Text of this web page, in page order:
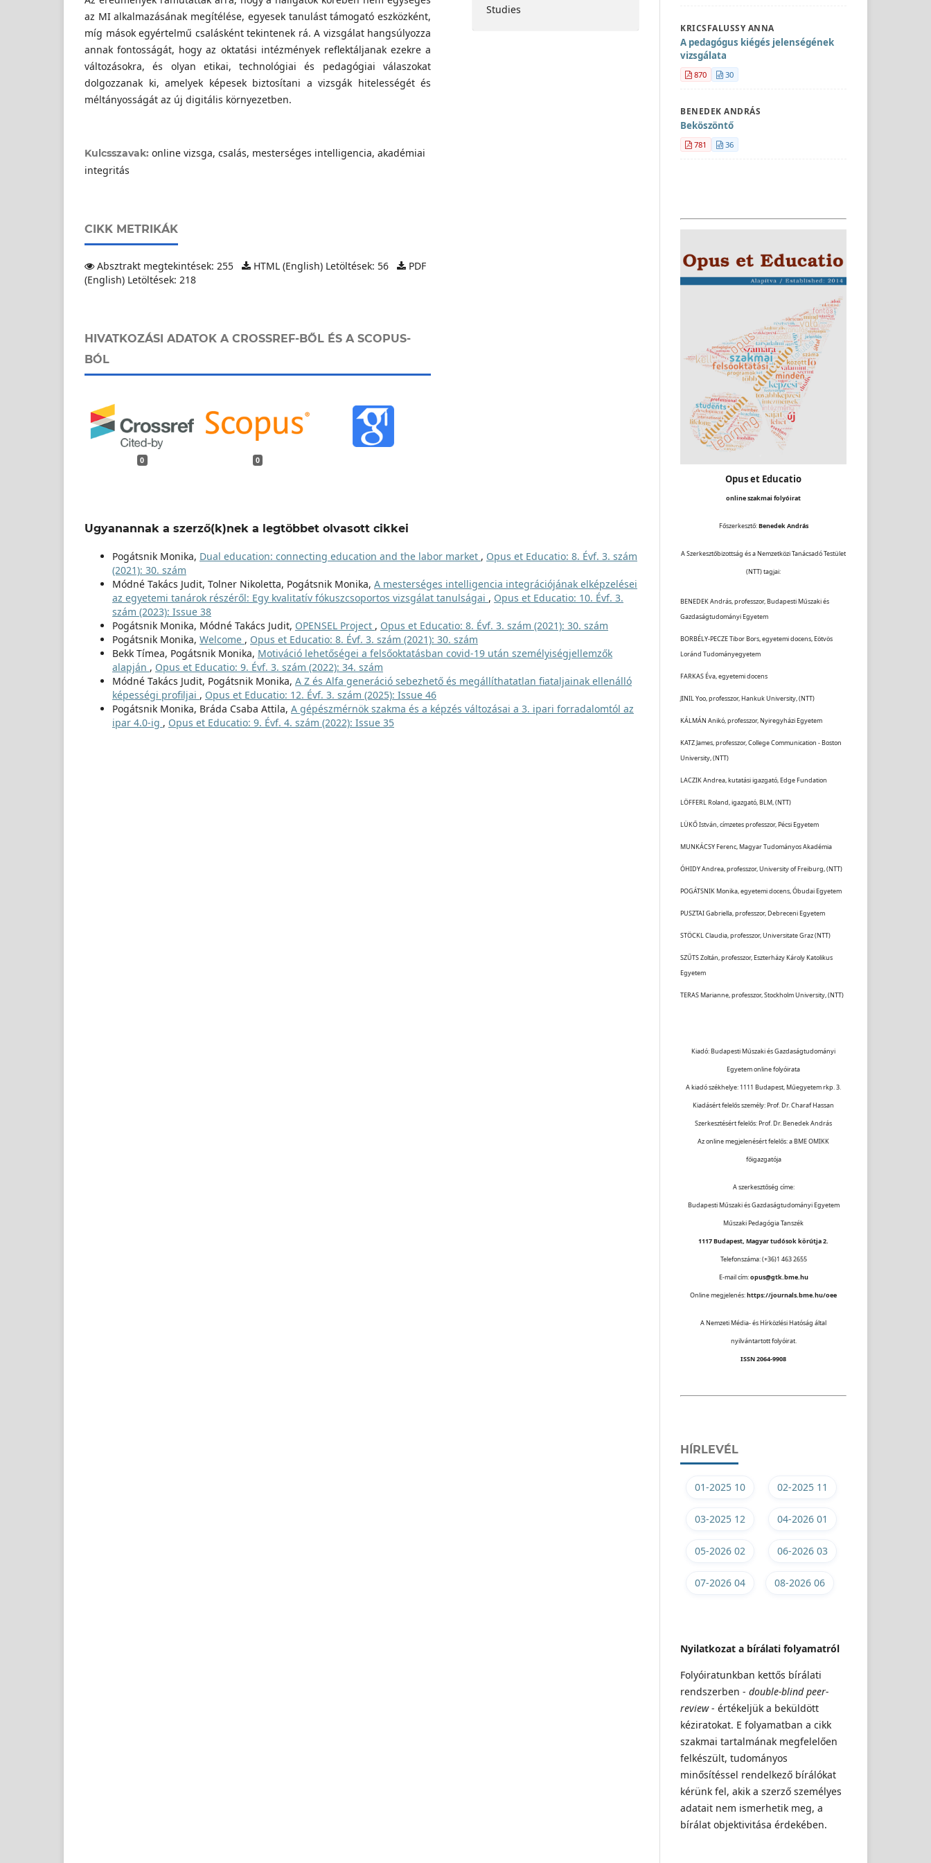
az MI alkalmazásának megítélése, egyesek tanulást támogató eszközként,
míg mások egyértelmű csalásként tekintenek rá. A vizsgálat hangsúlyozza
annak fontosságát, hogy az oktatási intézmények reflektáljanak ezekre a
változásokra, és olyan etikai, technológiai és pedagógiai válaszokat
dolgozzanak ki, amelyek képesek biztosítani a vizsgák hitelességét és
méltányosságát az új digitális környezetben.
Kulcsszavak: online vizsga, csalás, mesterséges intelligencia, akadémiai
integritás
CIKK METRIKÁK
Absztrakt megtekintések: 255 HTML (English) Letöltések: 56
PDF
(English) Letöltések: 218
HIVATKOZÁSI ADATOK A CROSSREF-BŐL ÉS A SCOPUS-
BÓL
0 0
Studies
Ugyanannak a szerző(k)nek a legtöbbet olvasott cikkei
Pogátsnik Monika, Dual education: connecting education and the labor market , Opus et Educatio: 8. Évf. 3. szám
(2021): 30. szám
Módné Takács Judit, Tolner Nikoletta, Pogátsnik Monika, A mesterséges intelligencia integrációjának elképzelései
az egyetemi tanárok részéről: Egy kvalitatív fókuszcsoportos vizsgálat tanulságai , Opus et Educatio: 10. Évf. 3.
szám (2023): Issue 38
Pogátsnik Monika, Módné Takács Judit, OPENSEL Project , Opus et Educatio: 8. Évf. 3. szám (2021): 30. szám
Pogátsnik Monika, Welcome , Opus et Educatio: 8. Évf. 3. szám (2021): 30. szám
Bekk Tímea, Pogátsnik Monika, Motiváció lehetőségei a felsőoktatásban covid-19 után személyiségjellemzők
alapján , Opus et Educatio: 9. Évf. 3. szám (2022): 34. szám
Módné Takács Judit, Pogátsnik Monika, A Z és Alfa generáció sebezhető és megállíthatatlan fiataljainak ellenálló
képességi profiljai , Opus et Educatio: 12. Évf. 3. szám (2025): Issue 46
Pogátsnik Monika, Bráda Csaba Attila, A gépészmérnök szakma és a képzés változásai a 3. ipari forradalomtól az
ipar 4.0-ig , Opus et Educatio: 9. Évf. 4. szám (2022): Issue 35
KRICSFALUSSY ANNA
A pedagógus kiégés jelenségének
vizsgálata
870 30
BENEDEK ANDRÁS
Beköszöntő
781 36
Opus et Educatio
online szakmai folyóirat
Főszerkesztő:Benedek András
A Szerkesztőbizottság és a Nemzetközi Tanácsadó Testület
(NTT) tagjai:
BENEDEK András, professzor, Budapesti Műszaki és
Gazdaságtudományi Egyetem
BORBÉLY-PECZE Tibor Bors, egyetemi docens, Eötvös
Loránd Tudományegyetem
FARKAS Éva, egyetemi docens
JINIL Yoo, professzor, Hankuk University, (NTT)
KÁLMÁN Anikó, professzor, Nyiregyházi Egyetem
KATZ James, professzor, College Communication - Boston
University, (NTT)
LACZIK Andrea, kutatási igazgató, Edge Fundation
LÖFFERL Roland, igazgató, BLM, (NTT)
LÜKŐ István, címzetes professzor, Pécsi Egyetem
MUNKÁCSY Ferenc, Magyar Tudományos Akadémia
ÓHIDY Andrea, professzor, University of Freiburg, (NTT)
POGÁTSNIK Monika, egyetemi docens, Óbudai Egyetem
PUSZTAI Gabriella, professzor, Debreceni Egyetem
STÖCKL Claudia, professzor, Universitate Graz (NTT)
SZŰTS Zoltán, professzor, Eszterházy Károly Katolikus
Egyetem
TERAS Marianne, professzor, Stockholm University, (NTT)
Kiadó: Budapesti Műszaki és Gazdaságtudományi
Egyetem online folyóirata
A kiadó székhelye: 1111 Budapest, Műegyetem rkp. 3.
Kiadásért felelős személy: Prof. Dr. Charaf Hassan
Szerkesztésért felelős: Prof. Dr. Benedek András
Az online megjelenésért felelős: a BME OMIKK
főigazgatója
A szerkesztőség címe:
Budapesti Műszaki és Gazdaságtudományi Egyetem
Műszaki Pedagógia Tanszék
1117 Budapest, Magyar tudósok körútja 2.
Telefonszáma: (+36)1 463 2655
E-mail cím:opus@gtk.bme.hu
Online megjelenés:https://journals.bme.hu/oee
A Nemzeti Média- és Hírközlési Hatóság által
nyilvántartott folyóirat.
ISSN 2064-9908
HÍRLEVÉL
01-2025 10 02-2025 11
03-2025 12 04-2026 01
05-2026 02 06-2026 03
07-2026 04 08-2026 06
Nyilatkozat a bírálati folyamatról
Folyóiratunkban kettős bírálati
rendszerben - double-blind peer-
review- értékeljük a beküldött
kéziratokat. E folyamatban a cikk
szakmai tartalmának megfelelően
felkészült, tudományos
minősítéssel rendelkező bírálókat
kérünk fel, akik a szerző személyes
adatait nem ismerhetik meg, a
bírálat objektivitása érdekében.